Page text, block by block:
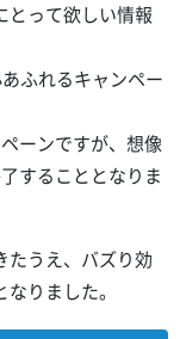
とって欲しい情報
ふれるキャンペー
ーンですが、想像
することとなりま
たうえ、バズり効
りました。